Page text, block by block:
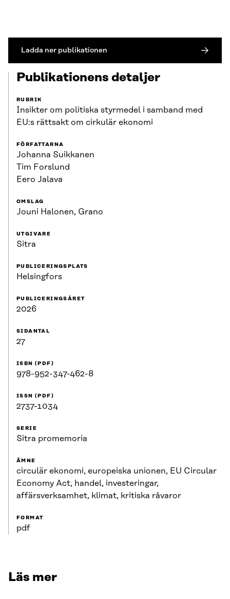
Ladda ner publikationen
Publikationens detaljer
RUBRIK
Insikter om politiska styrmedel i samband med
EU:s rättsakt om cirkulär ekonomi
FÖRFATTARNA
Johanna Suikkanen
Tim Forslund
Eero Jalava
OMSLAG
Jouni Halonen, Grano
UTGIVARE
Sitra
PUBLICERINGSPLATS
Helsingfors
PUBLICERINGSÅRET
2026
SIDANTAL
27
ISBN (PDF)
978-952-347-462-8
ISSN (PDF)
2737-1034
SERIE
Sitra promemoria
ÄMNE
circulär ekonomi, europeiska unionen, EU Circular
Economy Act, handel, investeringar,
affärsverksamhet, klimat, kritiska råvaror
FORMAT
pdf
Läs mer